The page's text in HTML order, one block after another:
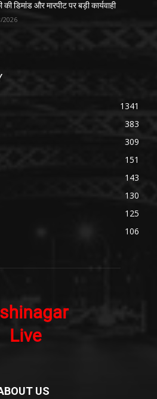
डिमांड और मारपीट पर बड़ी कार्यवाही
2026
1341
383
309
151
143
130
125
106
US